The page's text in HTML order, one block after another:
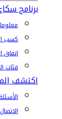
برنامج
كسب
إنفاق
فئات
اكتشف
الاتصال